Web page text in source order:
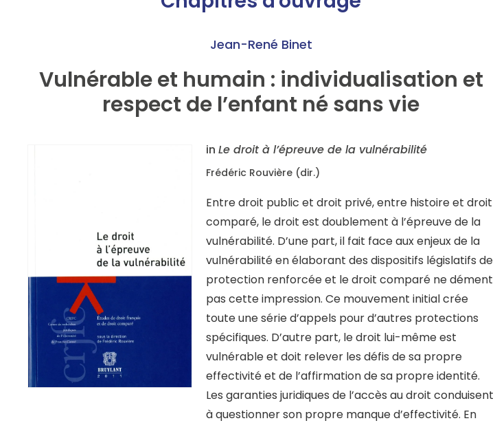
Jean-René Binet
Vulnérable et humain : individualisation et
respect de l’enfant né sans vie
in Le droit à l’épreuve de la vulnérabilité
Frédéric Rouvière (dir.)
Entre droit public et droit privé, entre histoire et droit
comparé, le droit est doublement à l’épreuve de la
vulnérabilité. D’une part, il fait face aux enjeux de la
vulnérabilité en élaborant des dispositifs législatifs de
protection renforcée et le droit comparé ne dément
pas cette impression. Ce mouvement initial crée
toute une série d’appels pour d’autres protections
spécifiques. D’autre part, le droit lui-même est
vulnérable et doit relever les défis de sa propre
effectivité et de l’affirmation de sa propre identité.
Les garanties juridiques de l’accès au droit conduisent
à questionner son propre manque d’effectivité. En